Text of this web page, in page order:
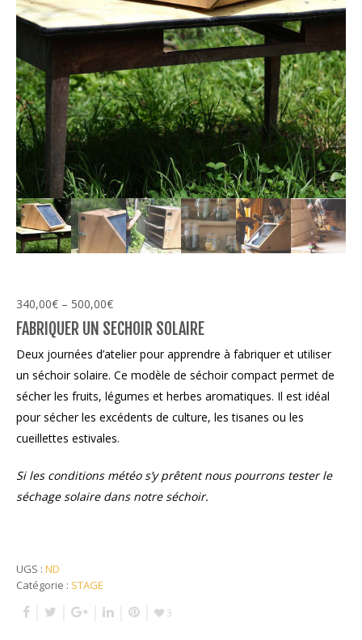
340,00€ – 500,00€
FABRIQUER UN SECHOIR SOLAIRE
Deux journées d’atelier pour apprendre à fabriquer et utiliser
un séchoir solaire. Ce modèle de séchoir compact permet de
sécher les fruits, légumes et herbes aromatiques. Il est idéal
pour sécher les excédents de culture, les tisanes ou les
cueillettes estivales.
Si les conditions météo s’y prêtent nous pourrons tester le
séchage solaire dans notre séchoir.
UGS : ND
Catégorie : STAGE
3